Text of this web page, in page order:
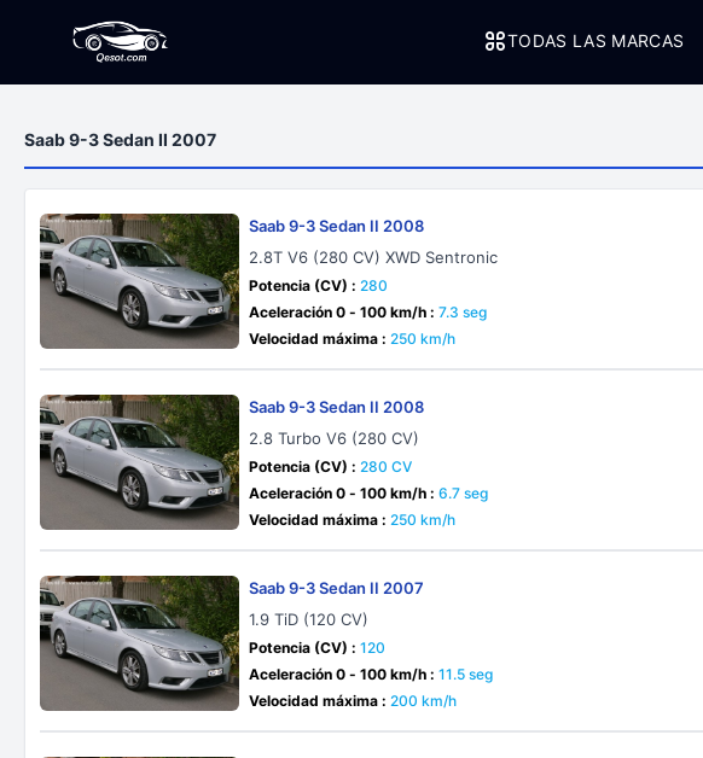
TODAS LAS MARCAS
Saab 9-3 Sedan II 2007
Saab 9-3 Sedan II 2008
2.8T V6 (280 CV) XWD Sentronic
Potencia (CV) : 280
Aceleración 0 - 100 km/h : 7.3 seg
Velocidad máxima : 250 km/h
Saab 9-3 Sedan II 2008
2.8 Turbo V6 (280 CV)
Potencia (CV) : 280 CV
Aceleración 0 - 100 km/h : 6.7 seg
Velocidad máxima : 250 km/h
Saab 9-3 Sedan II 2007
1.9 TiD (120 CV)
Potencia (CV) : 120
Aceleración 0 - 100 km/h : 11.5 seg
Velocidad máxima : 200 km/h